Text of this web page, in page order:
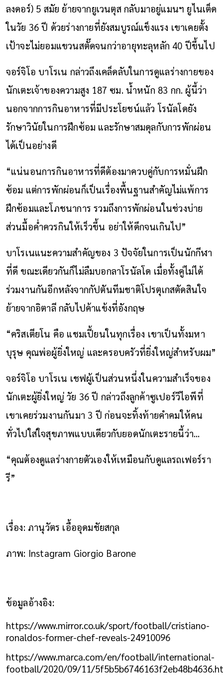
ลงดอร์) 5 สมัย ย้ายจากยูเวนตุส กลับมาอยู่แมนฯ ยูไนเต็ด
ในวัย 36 ปี ด้วยร่างกายที่ยังสมบูรณ์แข็งแรง เขาเคยตั้ง
เป้าจะไม่ยอมแขวนสตั๊ดจนกว่าอายุทะลุหลัก 40 ปีขึ้นไป
จอร์จิโอ บาโรเน กล่าวถึงเคล็ดลับในการดูแลร่างกายของ
นักเตะเจ้าของความสูง 187 ซม. น้ำหนัก 83 กก. ผู้นี้ว่า
นอกจากการกินอาหารที่มีประโยชน์แล้ว โรนัลโดยัง
รักษาวินัยในการฝึกซ้อม และรักษาสมดุลกับการพักผ่อน
ได้เป็นอย่างดี
“แน่นอนการกินอาหารที่ดีต้องมาควบคู่กับการหมั่นฝึก
ซ้อม แต่การพักผ่อนก็เป็นเรื่องพื้นฐานสำคัญไม่แพ้การ
ฝึกซ้อมและโภชนาการ รวมถึงการพักผ่อนในช่วงบ่าย
ส่วนมื้อค่ำควรกินให้เร็วขึ้น อย่าให้ดึกจนเกินไป”
บาโรเนแนะความสำคัญของ 3 ปัจจัยในการเป็นนักกีฬา
ที่ดี ขณะเดียวกันก็ไม่ลืมบอกลาโรนัลโด เมื่อทั้งคู่ไม่ได้
ร่วมงานกันอีกหลังจากกัปตันทีมชาติโปรตุเกสตัดสินใจ
ย้ายจากอิตาลี กลับไปค้าแข้งที่อังกฤษ
“คริสเตียโน คือ แชมเปี้ยนในทุกเรื่อง เขาเป็นทั้งมหา
บุรุษ คุณพ่อผู้ยิ่งใหญ่ และครอบครัวที่ยิ่งใหญ่สำหรับผม”
จอร์จิโอ บาโรเน เชฟผู้เป็นส่วนหนึ่งในความสำเร็จของ
นักเตะผู้ยิ่งใหญ่ วัย 36 ปี กล่าวถึงลูกค้าซูเปอร์วีไอพีที่
เขาเคยร่วมงานกันมา 3 ปี ก่อนจะทิ้งท้ายคำคมให้คน
ทั่วไปใส่ใจสุขภาพแบบเดียวกับยอดนักเตะรายนี้ว่า...
“คุณต้องดูแลร่างกายตัวเองให้เหมือนกับดูแลรถเฟอร์รา
รี”
เรื่อง: ภานุวัตร เอื้ออุดมชัยสกุล
ภาพ: Instagram Giorgio Barone
ข้อมูลอ้างอิง:
https://www.mirror.co.uk/sport/football/cristiano-
ronaldos-former-chef-reveals-24910096
https://www.marca.com/en/football/international-
football/2020/09/11/